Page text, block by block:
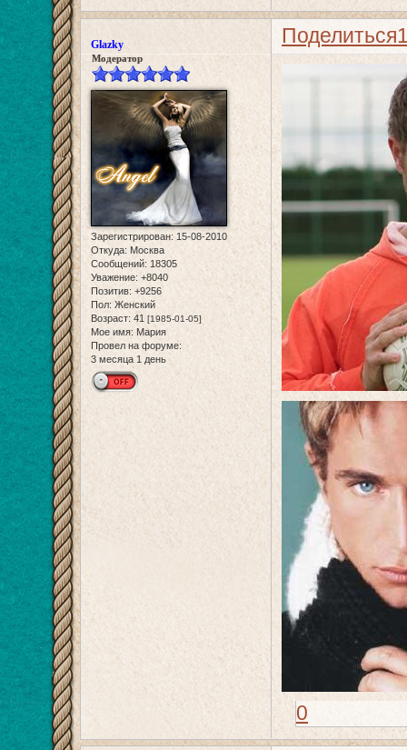
Поделиться
Glazky
Модератор
Зарегистрирован: 15-08-2010
Откуда: Москва
Сообщений: 18305
Уважение: +8040
Позитив: +9256
Пол: Женский
Возраст: 41 [1985-01-05]
Мое имя: Мария
Провел на форуме:
3 месяца 1 день
0